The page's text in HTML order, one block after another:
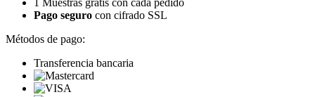
1 Muestras gratis con cada pedido
Pago seguro con cifrado SSL
Métodos de pago:
Transferencia bancaria